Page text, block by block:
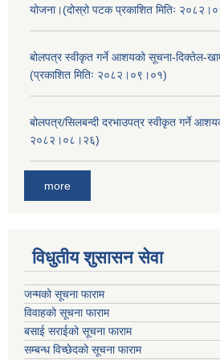
योजना।(दोस्रो पटक प्रकाशित मितिः
बोलपत्र स्वीकृत गर्ने आशयको सूचना-दिक्तेल-
(प्रकाशित मितिः २०८२।०९।०१)
बोलपत्र/सिलबन्दी दरभाउपत्र स्वीकृत गर्ने
२०८२।०८।२६)
more
विधुतीय शुसासन सेवा
जन्मको सूचना फाराम
विवाहको सूचना फाराम
बसाई सराईको सूचना फाराम
सम्बन्ध विच्छेदको सूचना फाराम